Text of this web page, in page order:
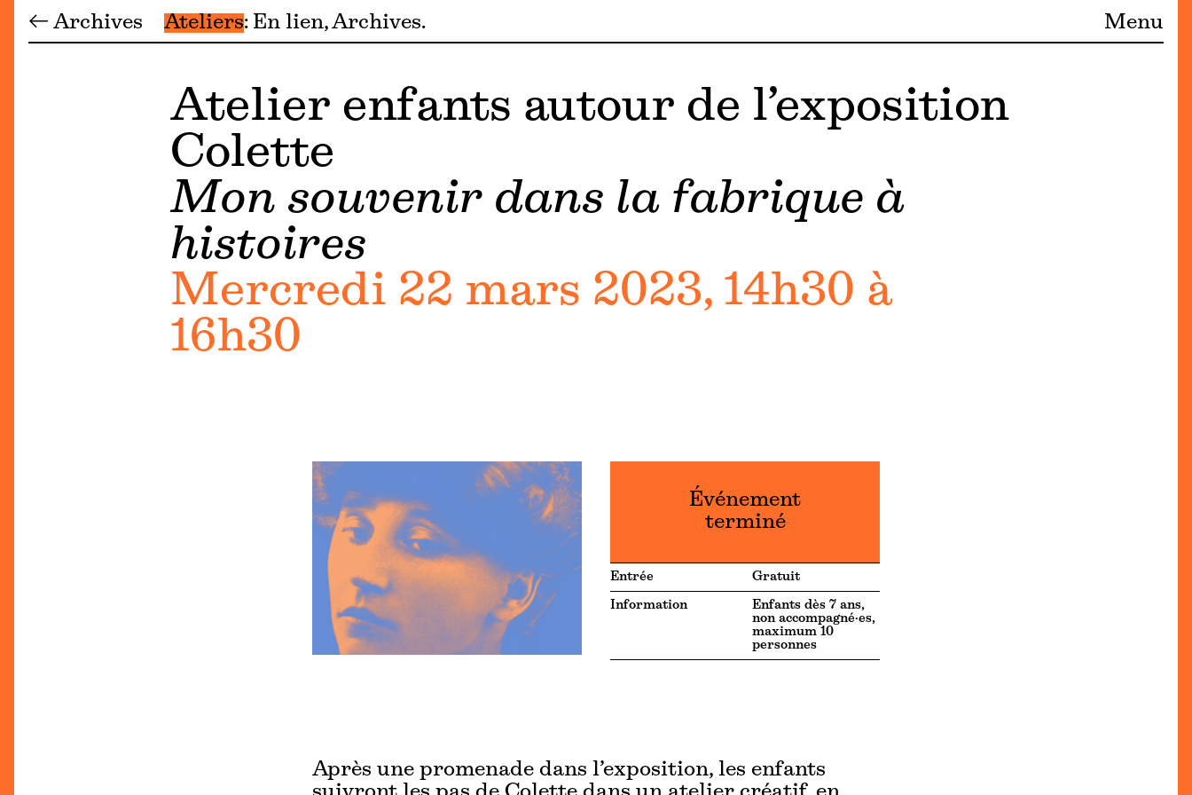
← Archives Ateliers En lien Archives Menu
Atelier enfants autour de l’exposition
Colette
Mon souvenir dans la fabrique à
histoires
Mercredi 22 mars 2023, 14h30 à
16h30
Événement
terminé
Entrée Gratuit
Information
Enfants dès 7 ans,
non accompagné·es,
maximum 10
personnes
Après une promenade dans l’exposition, les enfants